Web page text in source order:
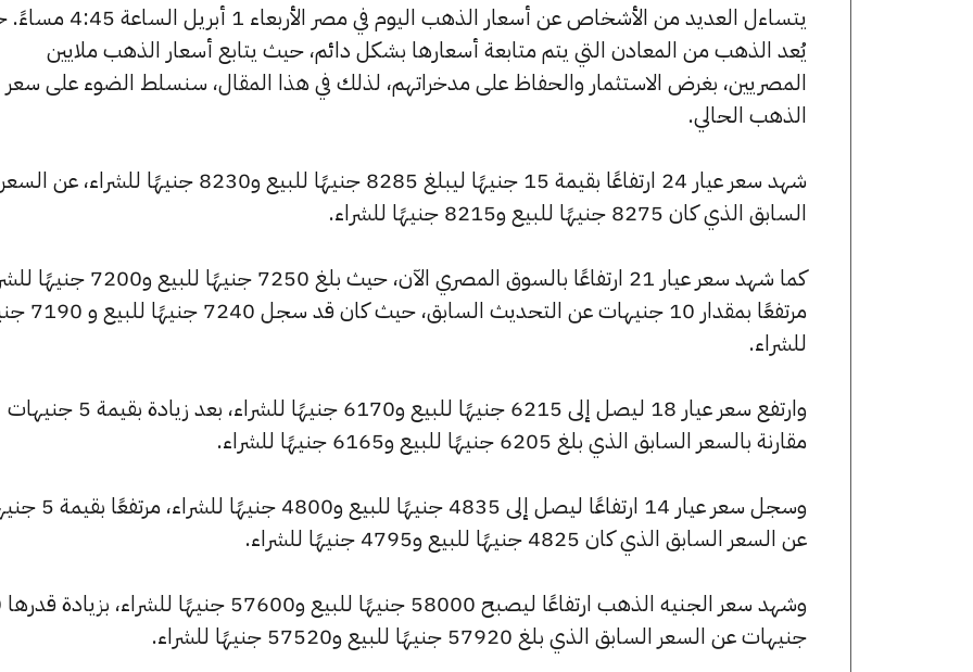
يتساءل العديد من الأشخاص عن أسعار الذهب اليوم في مصر
يُعد الذهب من المعادن التي يتم متابعة أسعارها بشكل دائم، حيث يتابع أسعار الذهب ملايين
المصريين، بغرض الاستثمار والحفاظ على مدخراتهم، لذلك في هذا المقال، سنسلط الضوء على سعر
الذهب الحالي.
شهد سعر عيار 24 ارتفاعًا بقيمة 15 جنيهًا ليبلغ 8285 جنيهًا للبيع و8230 جنيهًا للشراء، عن السعر
السابق الذي كان 8275 جنيهًا للبيع و8215 جنيهًا للشراء.
كما شهد سعر عيار 21 ارتفاعًا بالسوق المصري الآن، حيث بلغ 7250 جنيهًا
مرتفعًا بمقدار 10 جنيهات عن التحديث
للشراء.
وارتفع سعر عيار 18 ليصل إلى 6215 جنيهًا للبيع و6170 جنيهًا للشراء، بعد زيادة بقيمة 5 جنيهات
مقارنة بالسعر السابق الذي بلغ 6205 جنيهًا للبيع و6165 جنيهًا للشراء.
وسجل سعر عيار 14 ارتفاعًا ليصل إلى 4835
عن السعر السابق الذي كان 4825 جنيهًا للبيع و4795 جنيهًا للشراء.
جنيهات عن السعر السابق الذي بلغ 57920 جنيهًا للبيع و57520 جنيهًا للشراء.